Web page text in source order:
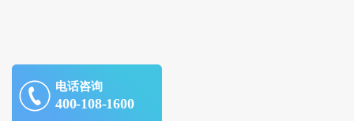
电话咨询
400-108-1600